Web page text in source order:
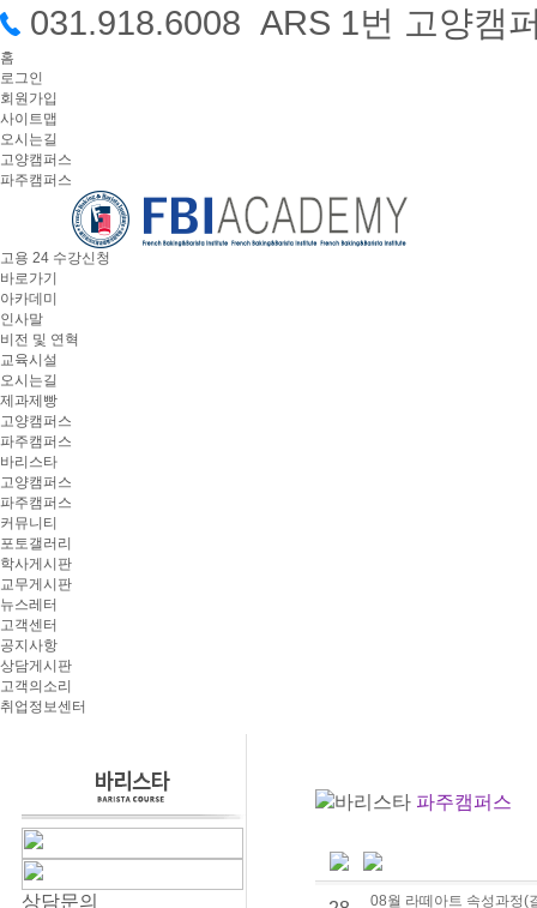
031.918.6008 ARS 1번 고양캠
홈
로그인
회원가입
사이트맵
오시는길
고양캠퍼스
파주캠퍼스
고용 24 수강신청
바로가기
아카데미
인사말
비전 및 연혁
교육시설
오시는길
제과제빵
고양캠퍼스
파주캠퍼스
바리스타
고양캠퍼스
파주캠퍼스
커뮤니티
포토갤러리
학사게시판
교무게시판
뉴스레터
고객센터
공지사항
상담게시판
고객의소리
취업정보센터
상담문의
바리스타 파주캠퍼스
08월 라떼아트 속성과정(